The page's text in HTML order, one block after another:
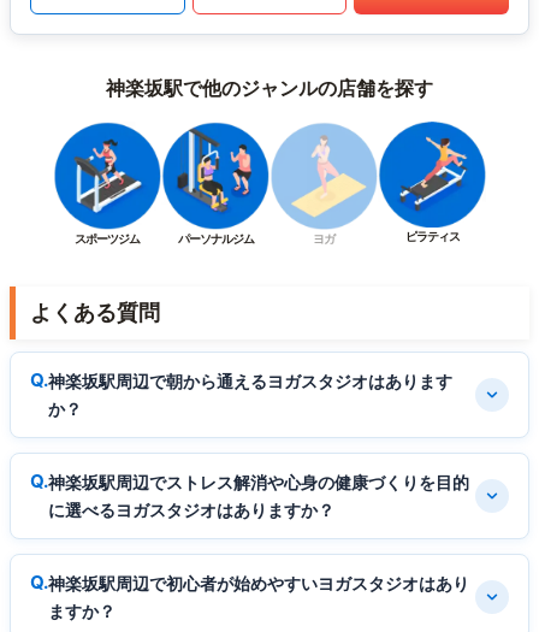
神楽坂駅で他のジャンルの店舗を探す
スポーツジム パーソナルジム ヨガ ピラティス
よくある質問
神楽坂駅周辺で朝から通えるヨガスタジオはあります
か？
神楽坂駅周辺でストレス解消や心身の健康づくりを目的
に選べるヨガスタジオはありますか？
神楽坂駅周辺で初心者が始めやすいヨガスタジオはあり
ますか？